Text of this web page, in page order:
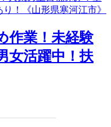
作業！未経験
女活躍中！扶